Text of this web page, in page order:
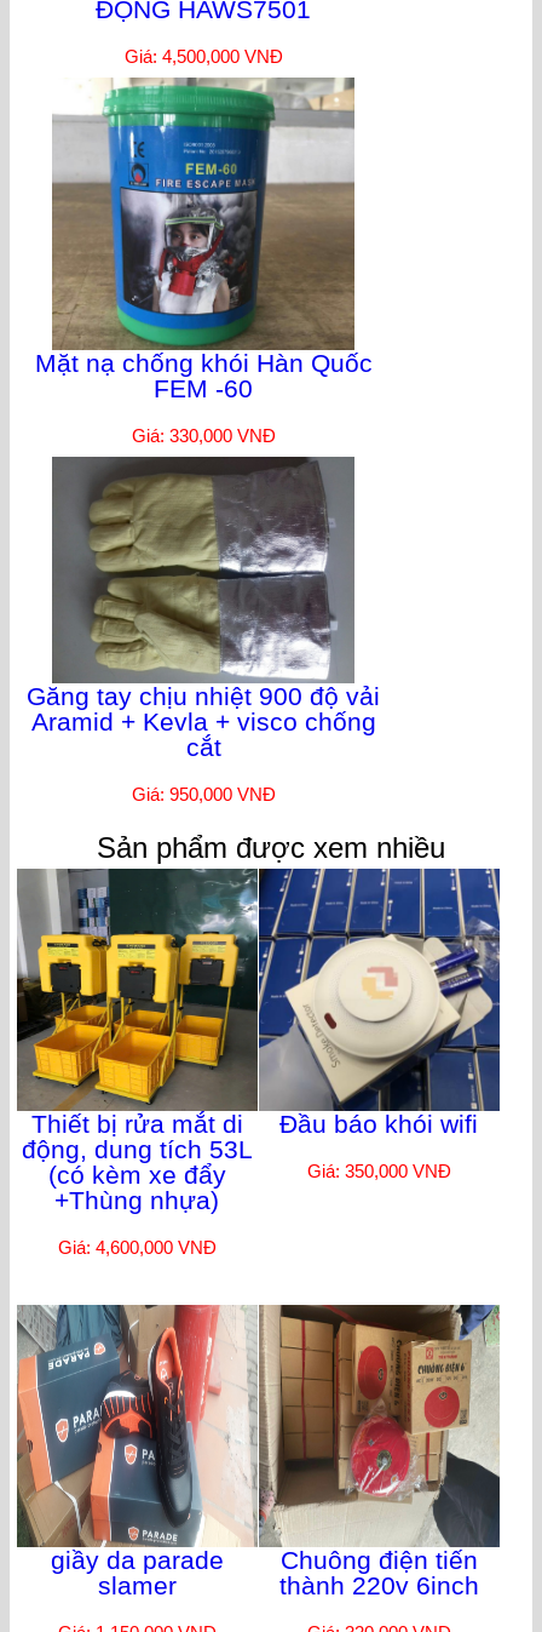
ĐỘNG HAWS7501
Giá: 4,500,000 VNĐ
Mặt nạ chống khói Hàn Quốc
FEM -60
Giá: 330,000 VNĐ
Găng tay chịu nhiệt 900 độ vải
Aramid + Kevla + visco chống
cắt
Giá: 950,000 VNĐ
Sản phẩm được xem nhiều
Thiết bị rửa mắt di
động, dung tích 53L
(có kèm xe đẩy
+Thùng nhựa)
Giá: 4,600,000 VNĐ
Đầu báo khói wifi
Giá: 350,000 VNĐ
giầy da parade
slamer
Chuông điện tiến
thành 220v 6inch